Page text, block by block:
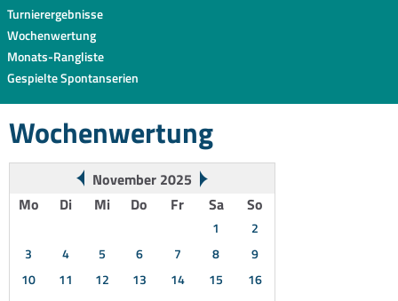
Turnierergebnisse
Wochenwertung
Monats-Rangliste
Gespielte Spontanserien
Wochenwertung
November 2025
Mo
Di Mi Do Fr Sa So
1
2
3
4 5 6 7 8
9
10
11 12 13 14 15
16